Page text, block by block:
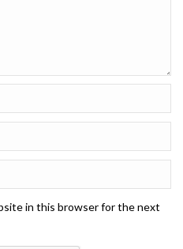
in this browser for the next